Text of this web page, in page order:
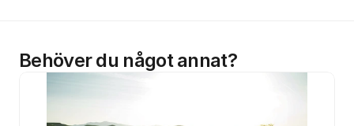
Behöver du något annat?